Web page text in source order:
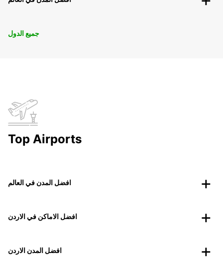
جميع الدول
Top Airports
افضل المدن في العالم
افضل الاماكن في الاردن
افضل المدن الاردن